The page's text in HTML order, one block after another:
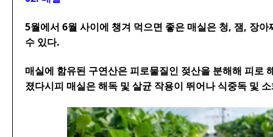
5월에서 6월 사이에 챙겨 먹으면 좋은 매실은 청, 잼, 장
수 있다.
매실에 함유된 구연산은 피로물질인 젖산을 분해해 피로
졌다시피 매실은 해독 및 살균 작용이 뛰어나 식중독 및